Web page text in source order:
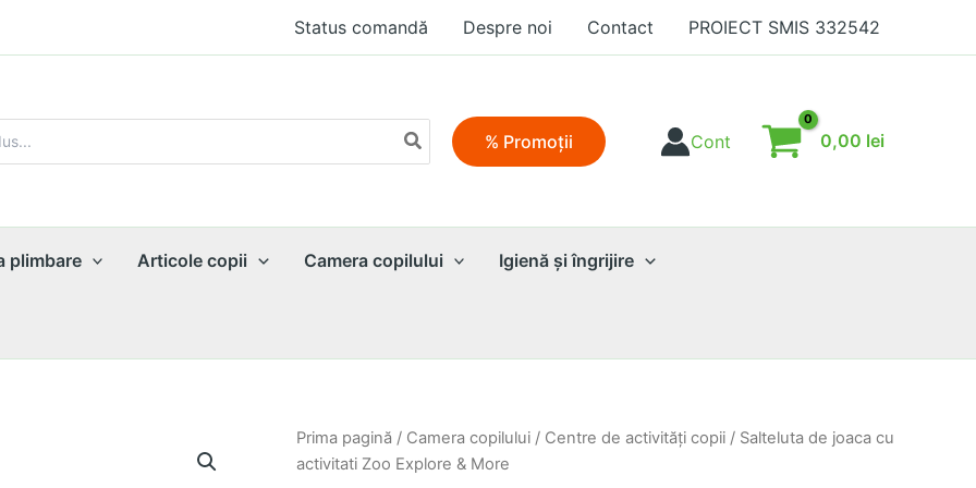
Status comandă Despre noi Contact PROIECT SMIS 332542
% Promoţii Cont 0,00 lei
plimbare Articole copii Camera copilului Igienă şi îngrijire
Prima pagină / Camera copilului / Centre de activităţi copii / Salteluta de joaca cu
activitati Zoo Explore & More